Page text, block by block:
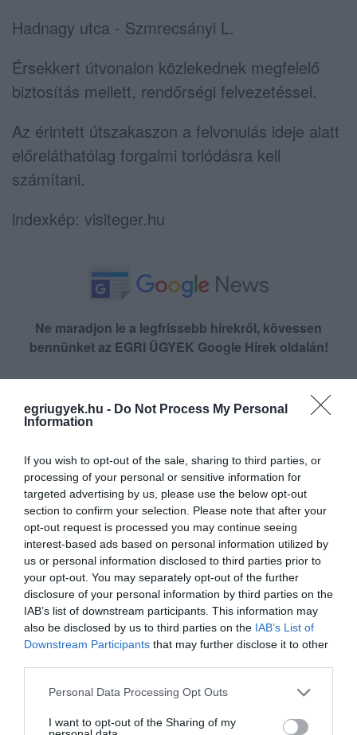
egriugyek.hu - Do Not Process My Personal
Information
If you wish to opt-out of the sale, sharing to third parties, or
processing of your personal or sensitive information for
targeted advertising by us, please use the below opt-out
section to confirm your selection. Please note that after your
opt-out request is processed you may continue seeing
interest-based ads based on personal information utilized by
us or personal information disclosed to third parties prior to
your opt-out. You may separately opt-out of the further
disclosure of your personal information by third parties on the
IAB’s list of downstream participants. This information may
also be disclosed by us to third parties on the IAB’s List of
Downstream Participants that may further disclose it to other
Please note that this website/app uses one or more Google
not limited to your visit or usage behaviour. You may click to
Personal Data Processing Opt Outs
I want to opt-out of the Sharing of my
Hadnagy utca - Szmrecsányi L.
Érsekkert útvonalon közlekednek megfelelő
biztosítás mellett, rendőrségi felvezetéssel.
Az érintett útszakaszon a felvonulás ideje alatt
előreláthatólag forgalmi torlódásra kell
számítani.
indexkép: visiteger.hu
Ne maradjon le a legfrissebb hírekről, kövessen
bennünket az EGRI ÜGYEK Google Hírek oldalán!
Legfrissebb híreink
ÜLVE MARADTAK A MI HAZÁNK
KÉPVISELŐI A ROMA HOLOKAUSZT ÁL...
2026. augusztus 10|Mindenki ügye
KÖZELEDIK A VÉGE, UTOLSÓ